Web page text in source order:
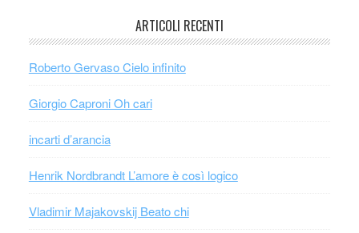
ARTICOLI RECENTI
Roberto Gervaso Cielo infinito
Giorgio Caproni Oh cari
incarti d’arancia
Henrik Nordbrandt L’amore è così logico
Vladimir Majakovskij Beato chi